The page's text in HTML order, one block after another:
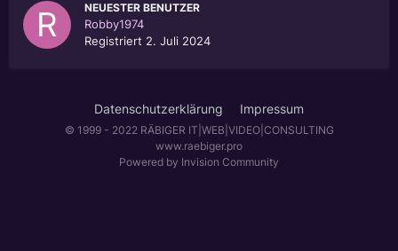
NEUESTER BENUTZER
Robby1974
Registriert 2. Juli 2024
Datenschutzerklärung Impressum
© 1999 - 2022 RÄBIGER IT|WEB|VIDEO|CONSULTING
www.raebiger.pro
Powered by Invision Community